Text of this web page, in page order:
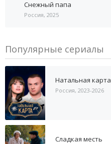
Снежный папа
Россия, 2025
Популярные сериалы
Натальная карта
Россия, 2023-2026
Сладкая месть